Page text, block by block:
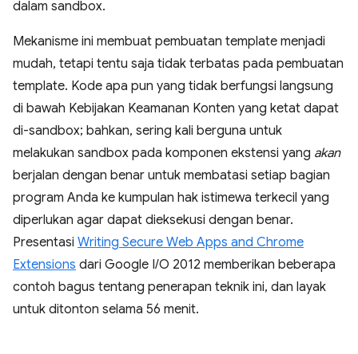
dalam sandbox.
Mekanisme ini membuat pembuatan template menjadi
mudah, tetapi tentu saja tidak terbatas pada pembuatan
template. Kode apa pun yang tidak berfungsi langsung
di bawah Kebijakan Keamanan Konten yang ketat dapat
di-sandbox; bahkan, sering kali berguna untuk
melakukan sandbox pada komponen ekstensi yang akan
berjalan dengan benar untuk membatasi setiap bagian
program Anda ke kumpulan hak istimewa terkecil yang
diperlukan agar dapat dieksekusi dengan benar.
Presentasi Writing Secure Web Apps and Chrome
Extensions dari Google I/O 2012 memberikan beberapa
contoh bagus tentang penerapan teknik ini, dan layak
untuk ditonton selama 56 menit.